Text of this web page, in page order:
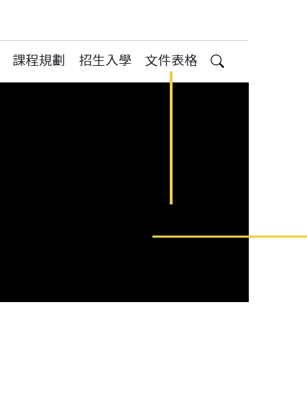
課程規劃 招生入學
文件表格